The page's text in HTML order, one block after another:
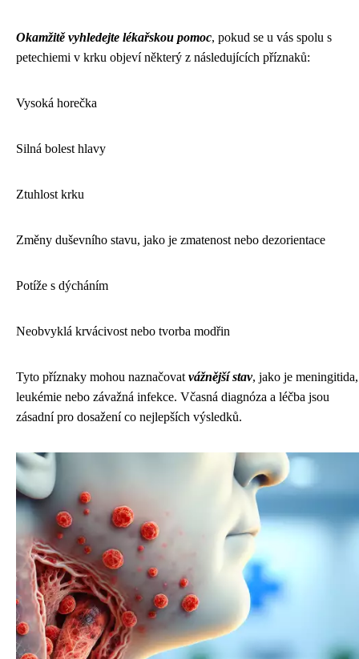
Okamžitě vyhledejte lékařskou pomoc, pokud se u vás spolu s
petechiemi v krku objeví některý z následujících příznaků:
Vysoká horečka
Silná bolest hlavy
Ztuhlost krku
Změny duševního stavu, jako je zmatenost nebo dezorientace
Potíže s dýcháním
Neobvyklá krvácivost nebo tvorba modřin
Tyto příznaky mohou naznačovat vážnější stav, jako je meningitida,
leukémie nebo závažná infekce. Včasná diagnóza a léčba jsou
zásadní pro dosažení co nejlepších výsledků.